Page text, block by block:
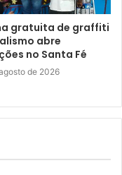
jovem aprendiz
vagas
SMTER
trabalho
gratuita de graffiti
abre
no Santa Fé
de 2026